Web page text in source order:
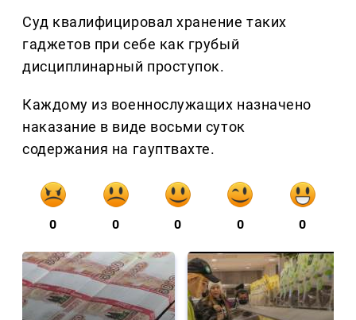
Суд квалифицировал хранение таких
гаджетов при себе как грубый
дисциплинарный проступок.
Каждому из военнослужащих назначено
наказание в виде восьми суток
содержания на гауптвахте.
0 0 0 0 0